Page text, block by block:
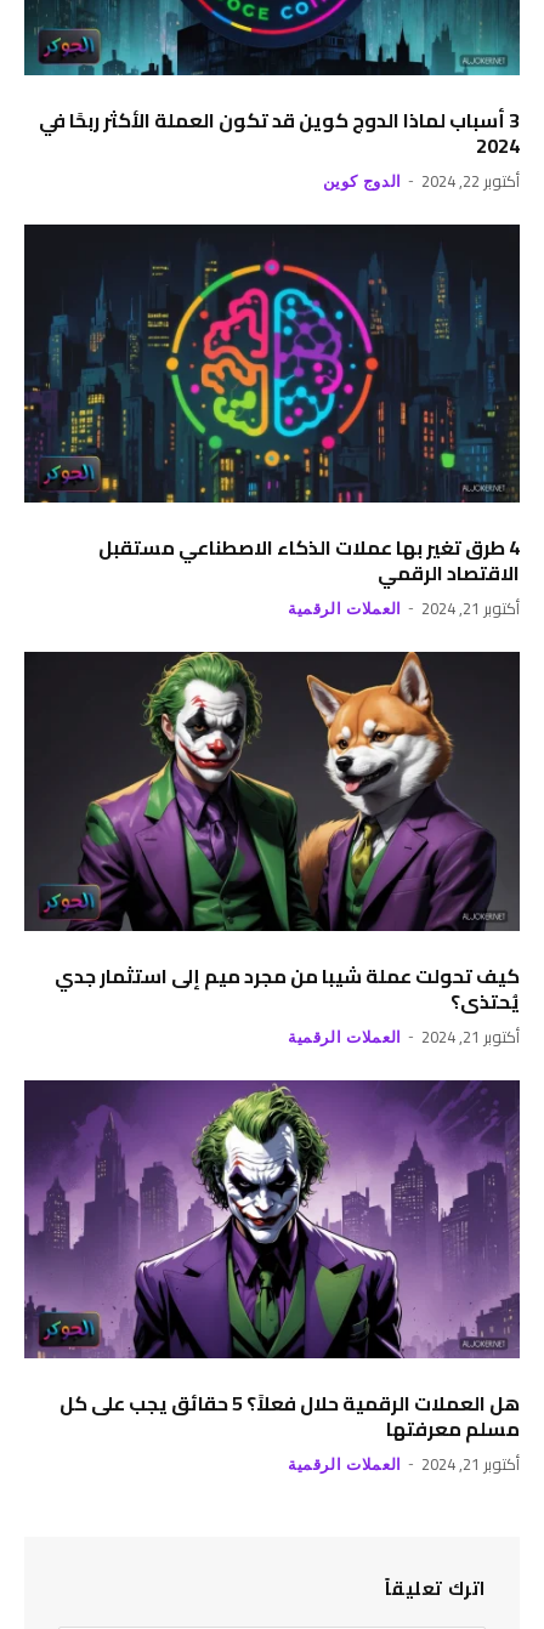
3 أسباب لماذا الدوج كوين قد تكون العملة الأكثر ربحًا في
2024
أكتوبر 22, 2024 الدوج كوين
4 طرق تغير بها عملات الذكاء الاصطناعي مستقبل
الاقتصاد الرقمي
أكتوبر 21, 2024 العملات الرقمية
كيف تحولت عملة شيبا من مجرد ميم إلى استثمار جدي
يُحتذى؟
أكتوبر 21, 2024 العملات الرقمية
هل العملات الرقمية حلال فعلاً؟ 5 حقائق يجب على كل
مسلم معرفتها
أكتوبر 21, 2024 العملات الرقمية
اترك تعليقاً